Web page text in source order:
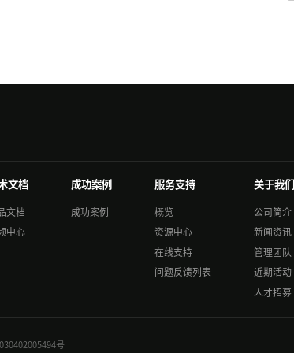
文档
文档
中心
成功案例
成功案例
服务支持
概览
资源中心
在线支持
问题反馈列表
关于我们
公司简介
新闻资讯
管理团队
近期活动
人才招募
号